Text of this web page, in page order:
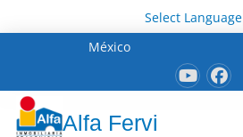
Select Language
México
Alfa Fervi